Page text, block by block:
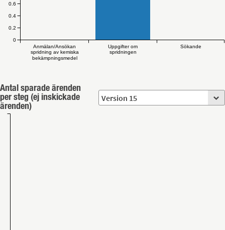
Anmälan/Ansökan
spridning av kemiska
bekämpningsmedel
Uppgifter om
spridningen
Sökande
0
0.2
0.4
0.6
Antal sparade ärenden
per steg (ej inskickade
ärenden)